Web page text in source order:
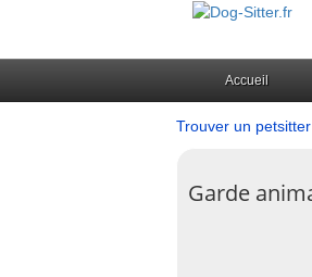
Accueil
Trouver un petsitter
Garde